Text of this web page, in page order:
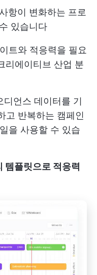
항이 변화하는 프로
있습니다
트와 적응력을 필요
리에이티브 산업 분
디언스 데이터를 기
고 반복하는 캠페인
을 사용할 수 있습
템플릿으로 적응력